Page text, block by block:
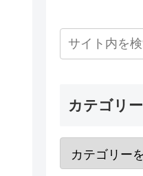
カテゴリー